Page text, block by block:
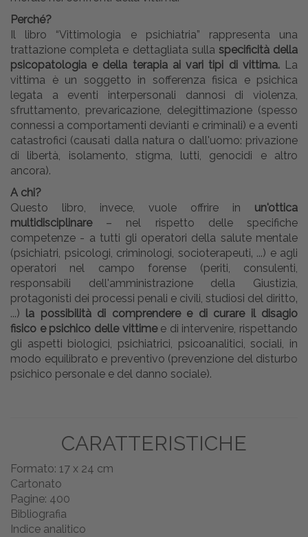
Perché?
Il libro “Vittimologia e psichiatria” rappresenta una
trattazione completa e dettagliata sulla specificità della
psicopatologia e della terapia ai vari tipi di vittima. La
vittima è un soggetto in sofferenza fisica e psichica
legata a eventi interpersonali dannosi di violenza,
sfruttamento, prevaricazione, delegittimazione (spesso
connessi a comportamenti devianti e criminali) e a eventi
catastrofici (causati dalla natura o dall'uomo: privazione
di libertà, isolamento, stigma, lutti, genocidi e altro
ancora).
A chi?
Questo libro, invece, vuole offrire in un'ottica
multidisciplinare– nel rispetto delle specifiche
competenze - a tutti gli operatori della salute mentale
(psichiatri, psicologi, criminologi, socioterapeuti‚ ...) e agli
operatori nel campo forense (periti, consulenti,
responsabili dell'amministrazione della Giustizia,
protagonisti dei processi penali e civili, studiosi del diritto‚
...) la possibilità di comprendere e di curare il disagio
fisico e psichico delle vittimee di intervenire, rispettando
gli aspetti biologici, psichiatrici, psicoanalitici, sociali, in
modo equilibrato e preventivo (prevenzione del disturbo
psichico personale e del danno sociale).
CARATTERISTICHE
Formato: 17 x 24 cm
Cartonato
Pagine: 400
Bibliografia
Indice analitico